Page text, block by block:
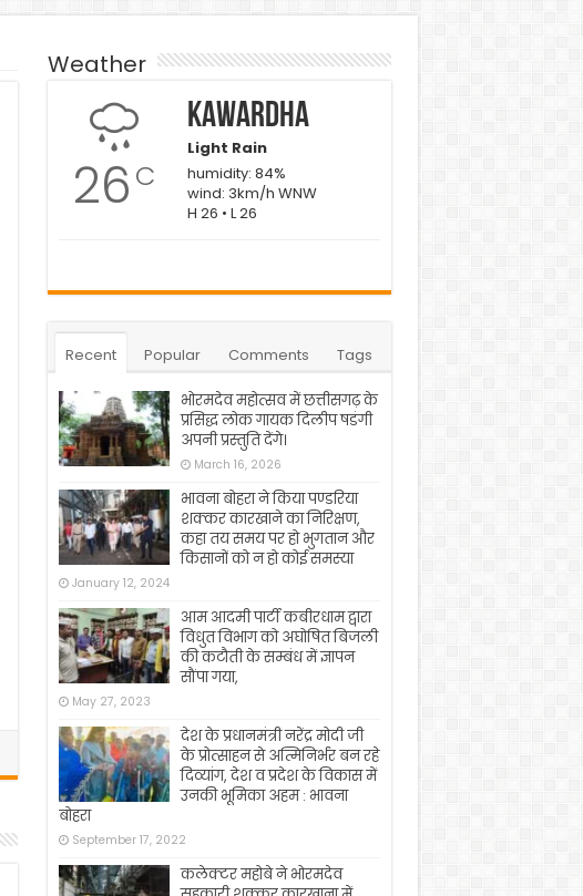
Weather
26 C
Kawardha
Light Rain
humidity: 84%
wind: 3km/h WNW
H 26 • L 26
Recent Popular Comments Tags
भोरमदेव महोत्सव में छत्तीसगढ़ के
प्रसिद्ध लोक गायक दिलीप षडंगी
अपनी प्रस्तुति देंगे।
March 16, 2026
भावना बोहरा ने किया पण्डरिया
शक्कर कारखाने का निरिक्षण,
कहा तय समय पर हो भुगतान और
किसानों को न हो कोई समस्या
January 12, 2024
आम आदमी पार्टी कबीरधाम द्वारा
विधुत विभाग को अघोषित बिजली
की कटौती के सम्बंध में ज्ञापन
सौंपा गया,
May 27, 2023
देश के प्रधानमंत्री नरेंद्र मोदी जी
के प्रोत्साहन से अत्मिनिर्भर बन रहे
दिव्यांग, देश व प्रदेश के विकास में
उनकी भूमिका अहम : भावना
बोहरा
September 17, 2022
कलेक्टर महोबे ने भोरमदेव